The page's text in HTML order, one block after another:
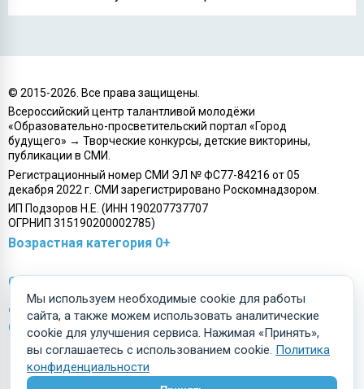
© 2015-2026 . Все права защищены.
Всероссийский центр талантливой молодёжи
«Образовательно-просветительский портал «Город
будущего» → Творческие конкурсы, детские викторины,
публикации в СМИ.
Регистрационный номер СМИ ЭЛ № ФС77-84216 от 05
декабря 2022 г. СМИ зарегистрировано Роскомнадзором.
ИП Подзоров Н.Е. (ИНН 190207737707
ОГРНИП 315190200002785)
Возрастная категория 0+
Связаться с нами
О портале
Договор-оферта
Отзывы
О персональных данных
FAQ (вопрос-ответ)
Мы используем необходимые cookie для работы
сайта, а также можем использовать аналитические
cookie для улучшения сервиса. Нажимая «Принять»,
вы соглашаетесь с использованием cookie. Политика
конфиденциальности